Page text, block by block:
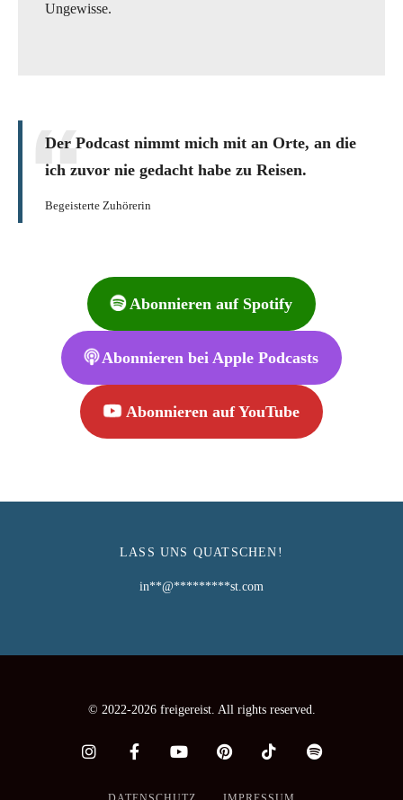
Ungewisse.
Der Podcast nimmt mich mit an Orte, an die
ich zuvor nie gedacht habe zu Reisen.
Begeisterte Zuhörerin
Abonnieren auf Spotify
Abonnieren bei Apple Podcasts
Abonnieren auf YouTube
LASS UNS QUATSCHEN!
in**@*********st.com
© 2022-2026 freigereist. All rights reserved.